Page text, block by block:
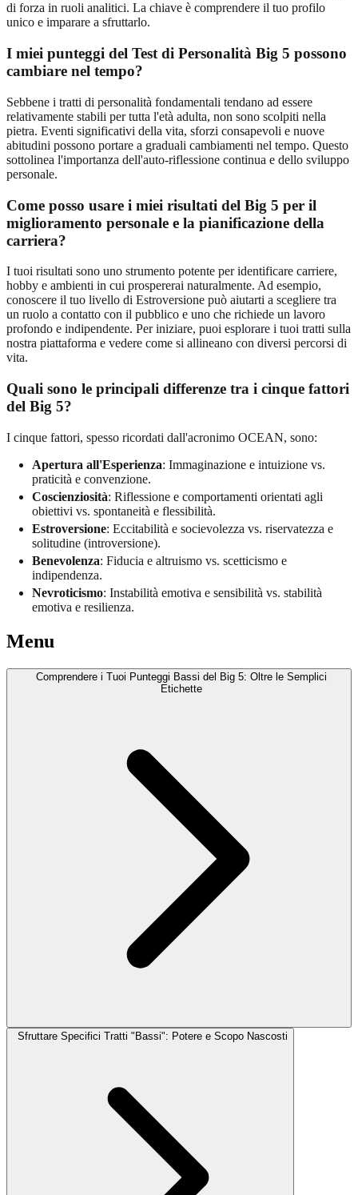
di forza in ruoli analitici. La chiave è comprendere il tuo profilo
unico e imparare a sfruttarlo.
I miei punteggi del Test di Personalità Big 5 possono
cambiare nel tempo?
Sebbene i tratti di personalità fondamentali tendano ad essere
relativamente stabili per tutta l'età adulta, non sono scolpiti nella
pietra. Eventi significativi della vita, sforzi consapevoli e nuove
abitudini possono portare a graduali cambiamenti nel tempo. Questo
sottolinea l'importanza dell'auto-riflessione continua e dello sviluppo
personale.
Come posso usare i miei risultati del Big 5 per il
miglioramento personale e la pianificazione della
carriera?
I tuoi risultati sono uno strumento potente per identificare carriere,
hobby e ambienti in cui prospererai naturalmente. Ad esempio,
conoscere il tuo livello di Estroversione può aiutarti a scegliere tra
un ruolo a contatto con il pubblico e uno che richiede un lavoro
profondo e indipendente. Per iniziare, puoi esplorare i tuoi tratti sulla
nostra piattaforma e vedere come si allineano con diversi percorsi di
vita.
Quali sono le principali differenze tra i cinque fattori
del Big 5?
I cinque fattori, spesso ricordati dall'acronimo OCEAN, sono:
Apertura all'Esperienza: Immaginazione e intuizione vs.
praticità e convenzione.
Coscienziosità: Riflessione e comportamenti orientati agli
obiettivi vs. spontaneità e flessibilità.
Estroversione: Eccitabilità e socievolezza vs. riservatezza e
solitudine (introversione).
Benevolenza: Fiducia e altruismo vs. scetticismo e
indipendenza.
Nevroticismo: Instabilità emotiva e sensibilità vs. stabilità
emotiva e resilienza.
Menu
Comprendere i Tuoi Punteggi Bassi del Big 5: Oltre le Semplici
Etichette
Sfruttare Specifici Tratti "Bassi": Potere e Scopo Nascosti